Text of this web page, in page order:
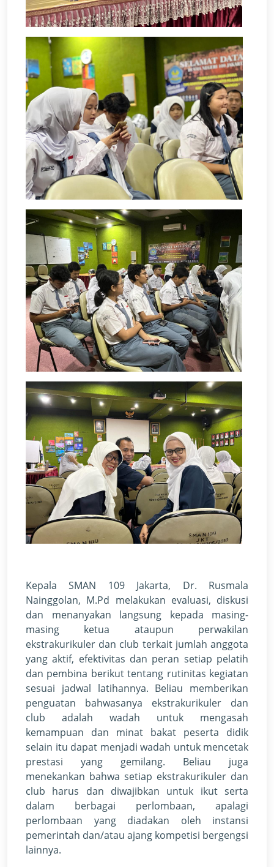
Kepala SMAN 109 Jakarta, Dr. Rusmala
Nainggolan, M.Pd melakukan evaluasi, diskusi
dan menanyakan langsung kepada masing-
masing ketua ataupun perwakilan
ekstrakurikuler dan club terkait jumlah anggota
yang aktif, efektivitas dan peran setiap pelatih
dan pembina berikut tentang rutinitas kegiatan
sesuai jadwal latihannya. Beliau memberikan
penguatan bahwasanya ekstrakurikuler dan
club adalah wadah untuk mengasah
kemampuan dan minat bakat peserta didik
selain itu dapat menjadi wadah untuk mencetak
prestasi yang gemilang. Beliau juga
menekankan bahwa setiap ekstrakurikuler dan
club harus dan diwajibkan untuk ikut serta
dalam berbagai perlombaan, apalagi
perlombaan yang diadakan oleh instansi
pemerintah dan/atau ajang kompetisi bergengsi
lainnya.